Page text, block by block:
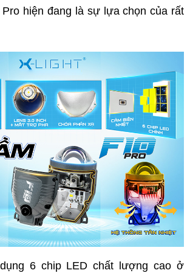
Pro hiện đang là sự lựa chọn của rất
6 chip LED chất lượng cao ở